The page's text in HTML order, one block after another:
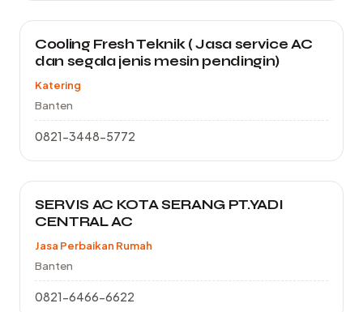
Cooling Fresh Teknik ( Jasa service AC
dan segala jenis mesin pendingin)
Katering
Banten
0821-3448-5772
SERVIS AC KOTA SERANG PT.YADI
CENTRAL AC
Jasa Perbaikan Rumah
Banten
0821-6466-6622